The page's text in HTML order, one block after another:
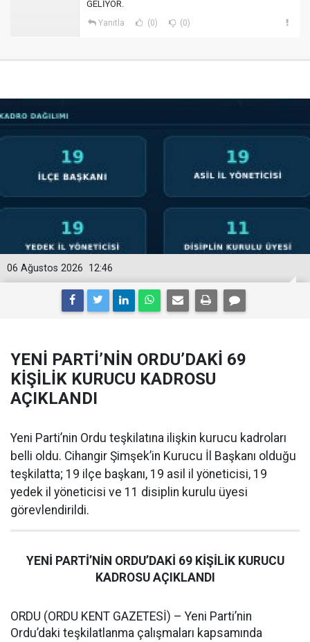
GELİYOR.
Yanıtla (0) (0)
12:46
06 Ağustos 2026
YENİ PARTİ’NİN ORDU’DAKİ 69
KİŞİLİK KURUCU KADROSU
AÇIKLANDI
Yeni Parti’nin Ordu teşkilatına ilişkin kurucu kadroları
belli oldu. Cihangir Şimşek’in Kurucu İl Başkanı olduğu
teşkilatta; 19 ilçe başkanı, 19 asil il yöneticisi, 19
yedek il yöneticisi ve 11 disiplin kurulu üyesi
görevlendirildi.
YENİ PARTİ’NİN ORDU’DAKİ 69 KİŞİLİK KURUCU
KADROSU AÇIKLANDI
ORDU (ORDU KENT GAZETESİ) – Yeni Parti’nin
Ordu’daki teşkilatlanma çalışmaları kapsamında